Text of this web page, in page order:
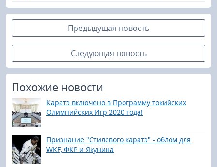
Предыдущая новость
Следующая новость
Похожие новости
Каратэ включено в Программу токийских
Олимпийских Игр 2020 года!
Признание "Стилевого каратэ" - облом для
WKF, ФКР и Якунина